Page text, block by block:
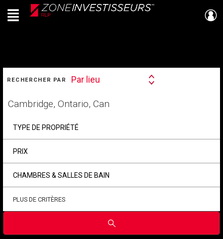
Live
En Direct
Menu
RECHERCHER PAR
Search
Par lieu
votre
TYPE DE PROPRIÉTÉ
PRIX
CHAMBRES & SALLES DE BAIN
PLUS DE CRITÈRES
Soumettre